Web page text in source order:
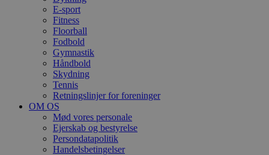
E-sport
Fitness
Floorball
Fodbold
Gymnastik
Håndbold
Skydning
Tennis
Retningslinjer for foreninger
OM OS
Mød vores personale
Ejerskab og bestyrelse
Persondatapolitik
Handelsbetingelser